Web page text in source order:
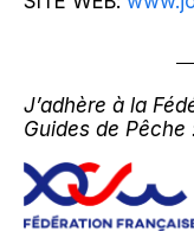
J’adhère à la
Guides de Pêche